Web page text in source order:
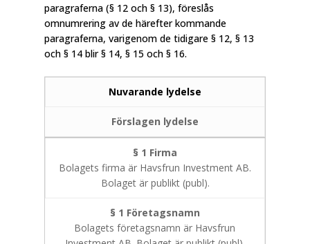
paragraferna (§ 12 och § 13), föreslås
omnumrering av de härefter kommande
paragraferna, varigenom de tidigare § 12, § 13
och § 14 blir § 14, § 15 och § 16.
Nuvarande lydelse
Förslagen lydelse
§ 1 Firma
Bolagets firma är Havsfrun Investment AB.
Bolaget är publikt (publ).
§ 1 Företagsnamn
Bolagets företagsnamn är Havsfrun